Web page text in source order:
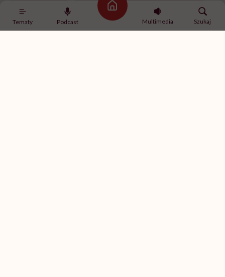
Tematy Podcast
Strona główna
Multimedia
Szukaj
Serce zapalenie płuc